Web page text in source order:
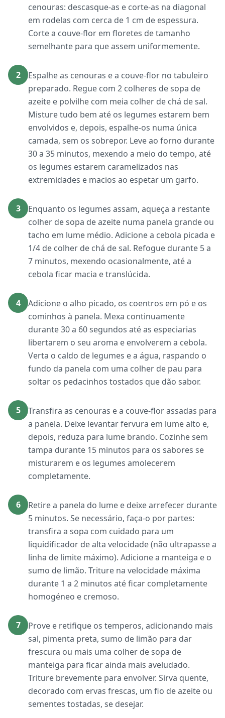
cenouras: descasque-as e corte-as na diagonal
em rodelas com cerca de 1 cm de espessura.
Corte a couve-flor em floretes de tamanho
semelhante para que assem uniformemente.
2
Espalhe as cenouras e a couve-flor no tabuleiro
preparado. Regue com 2 colheres de sopa de
azeite e polvilhe com meia colher de chá de sal.
Misture tudo bem até os legumes estarem bem
envolvidos e, depois, espalhe-os numa única
camada, sem os sobrepor. Leve ao forno durante
30 a 35 minutos, mexendo a meio do tempo, até
os legumes estarem caramelizados nas
extremidades e macios ao espetar um garfo.
3
Enquanto os legumes assam, aqueça a restante
colher de sopa de azeite numa panela grande ou
tacho em lume médio. Adicione a cebola picada e
1/4 de colher de chá de sal. Refogue durante 5 a
7 minutos, mexendo ocasionalmente, até a
cebola ficar macia e translúcida.
4
Adicione o alho picado, os coentros em pó e os
cominhos à panela. Mexa continuamente
durante 30 a 60 segundos até as especiarias
libertarem o seu aroma e envolverem a cebola.
Verta o caldo de legumes e a água, raspando o
fundo da panela com uma colher de pau para
soltar os pedacinhos tostados que dão sabor.
5
Transfira as cenouras e a couve-flor assadas para
a panela. Deixe levantar fervura em lume alto e,
depois, reduza para lume brando. Cozinhe sem
tampa durante 15 minutos para os sabores se
misturarem e os legumes amolecerem
completamente.
6
Retire a panela do lume e deixe arrefecer durante
5 minutos. Se necessário, faça-o por partes:
transfira a sopa com cuidado para um
liquidificador de alta velocidade (não ultrapasse a
linha de limite máximo). Adicione a manteiga e o
sumo de limão. Triture na velocidade máxima
durante 1 a 2 minutos até ficar completamente
homogéneo e cremoso.
7
Prove e retifique os temperos, adicionando mais
sal, pimenta preta, sumo de limão para dar
frescura ou mais uma colher de sopa de
manteiga para ficar ainda mais aveludado.
Triture brevemente para envolver. Sirva quente,
decorado com ervas frescas, um fio de azeite ou
sementes tostadas, se desejar.